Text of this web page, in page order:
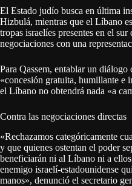
El Estado judío busca en última
Hizbulá, mientras que el Líbano
tropas israelíes presentes en el
negociaciones con una
Para Qassem, entablar un diálogo
«concesión gratuita, humillante e
el Líbano no obtendrá nada «a
Contra las negociaciones directas
«Rechazamos categóricamente
y que quienes ostentan el poder
beneficiarán ni al Líbano ni a
enemigo israelí-estadounidense
manos», denunció el secretario